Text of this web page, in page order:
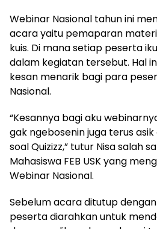
Webinar Nasional tahun ini
acara yaitu pemaparan
kuis. Di mana setiap peserta
dalam kegiatan tersebut. Hal
kesan menarik bagi para
Nasional.
“Kesannya bagi aku
gak ngebosenin juga terus
soal Quizizz,” tutur Nisa salah
Mahasiswa FEB USK yang
Webinar Nasional.
Sebelum acara ditutup
peserta diarahkan untuk